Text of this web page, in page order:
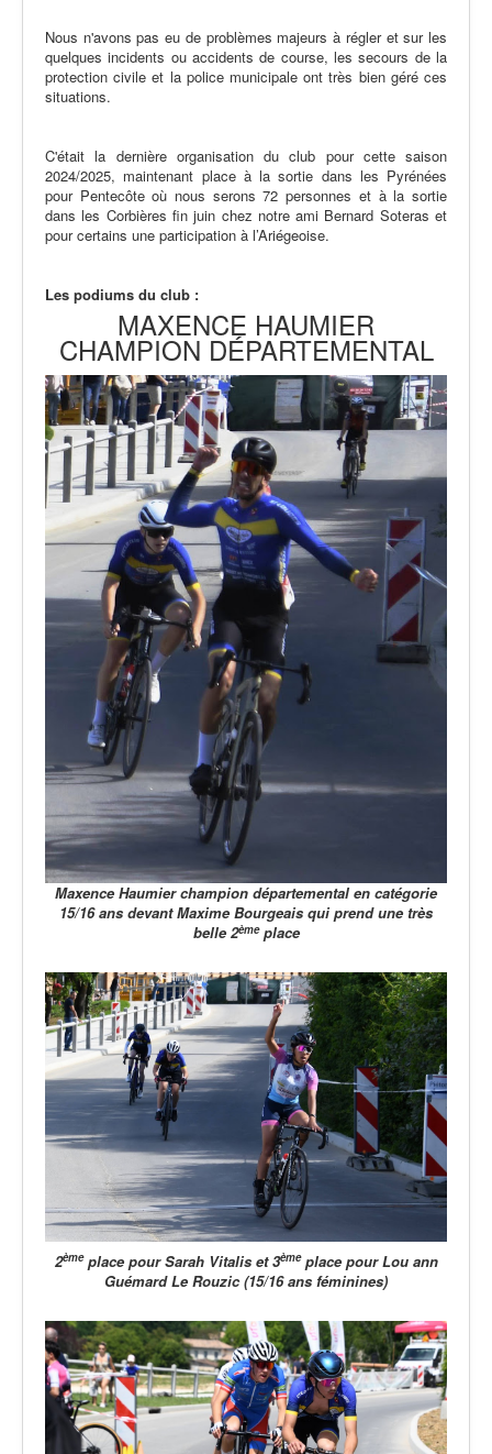
Nous n'avons pas eu de problèmes majeurs à régler et sur les
quelques incidents ou accidents de course, les secours de la
protection civile et la police municipale ont très bien géré ces
situations.
C'était la dernière organisation du club pour cette saison
2024/2025, maintenant place à la sortie dans les Pyrénées
pour Pentecôte où nous serons 72 personnes et à la sortie
dans les Corbières fin juin chez notre ami Bernard Soteras et
pour certains une participation à l’Ariégeoise.
Les podiums du club :
MAXENCE HAUMIER
CHAMPION DÉPARTEMENTAL
Maxence Haumier champion départemental en catégorie
15/16 ans devant Maxime Bourgeais qui prend une très
belle 2èmeplace
2èmeplace pour Sarah Vitalis et 3èmeplace pour Lou ann
Guémard Le Rouzic (15/16 ans féminines)